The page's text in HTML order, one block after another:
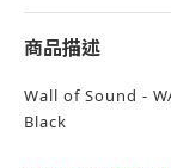
商品描述
Wall of Sound -
Black